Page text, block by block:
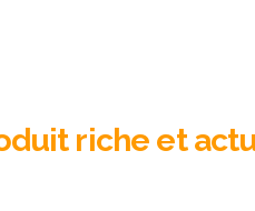
riche et